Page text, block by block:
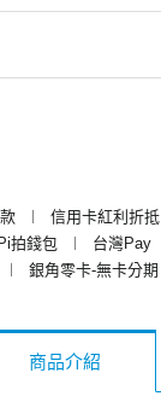
︱ 信用卡紅利折抵
拍錢包 ︱ 台灣Pay
︱ 銀角零卡-無卡分期
商品介紹